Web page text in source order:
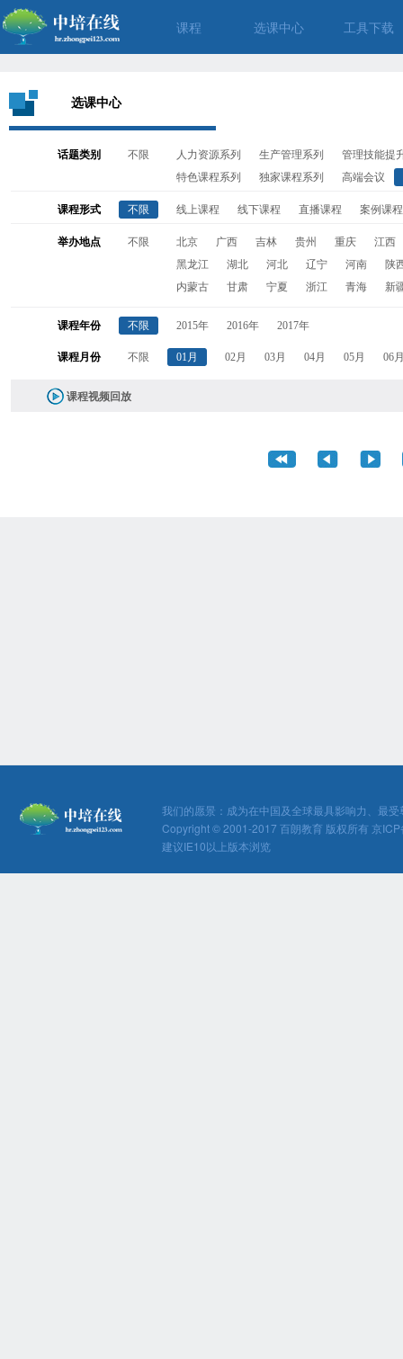
课程 选课中心 工具下载
选课中心
话题类别 不限 人力资源系列 生产管理系列
管理技能提
特色课程系列
独家课程系列 高端会议
课程形式 不限 线上课程 线下课程 直播课程 案例课程
举办地点 不限 北京 广西 吉林 贵州 重庆
江西
黑龙江
湖北 河北 辽宁 河南
陕
内蒙古
甘肃 宁夏 浙江 青海 新
课程年份 不限 2015年 2016年 2017年
课程月份 不限 01月 02月 03月 04月 05月 06
课程视频回放
我们的愿景：成为在中国及全球最具影响力、最
Copyright © 2001-2017 百朗教育 版权所有 京
建议IE10以上版本浏览